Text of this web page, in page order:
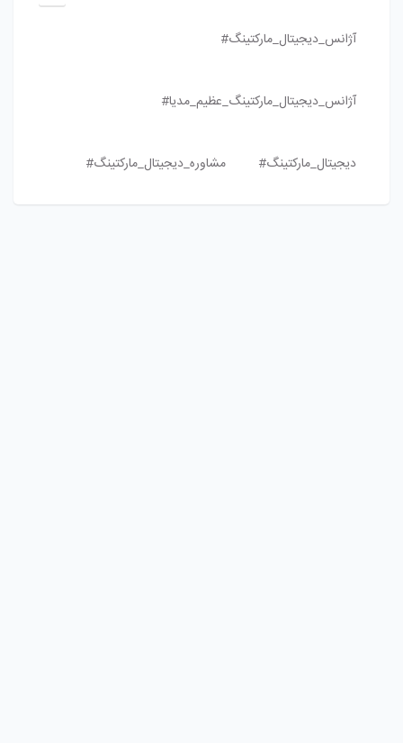
آژانس_دیجیتال_مارکتینگ#
آژانس_دیجیتال_مارکتینگ_عظیم_مدیا#
دیجیتال_مارکتینگ# مشاوره_دیجیتال_مارکتینگ#